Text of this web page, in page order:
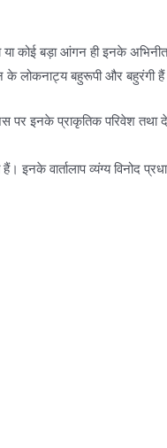
या कोई बड़ा आंगन ही इनके
के लोकनाट्य बहुरूपी और बहुरंगी
पर इनके प्राकृतिक परिवेश तथा
वार्तालाप व्यंग्य विनोद